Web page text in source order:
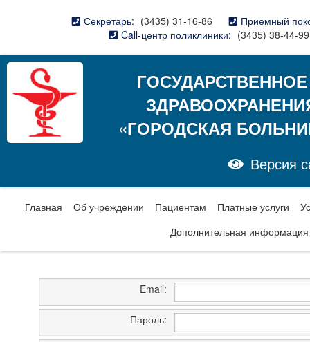
Секретарь: (3435) 31-16-86
Приемный
Call-центр поликлиники: (3435) 38-44-99
«ГОРОДСКАЯ
Версия
Главная Об учреждении Пациентам Платные услуги
Дополнительная информация
Email:
Пароль: